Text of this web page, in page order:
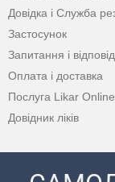
Довідка і Служба
Застосунок
Запитання і
Оплата і доставка
Послуга Likar Online
Довідник ліків